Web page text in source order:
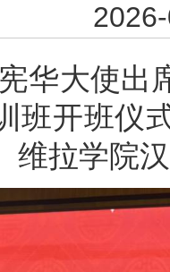
华大使出
班开班仪
维拉学院